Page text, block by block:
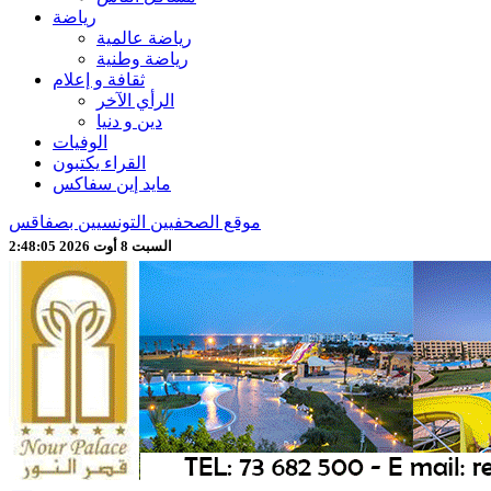
رياضة
رياضة عالمية
رياضة وطنية
ثقافة و إعلام
الرأي الآخر
دين و دنيا
الوفيات
القراء يكتبون
مايد إين سفاكس
موقع الصحفيين التونسيين بصفاقس
السبت 8 أوت 2026 2:48:07